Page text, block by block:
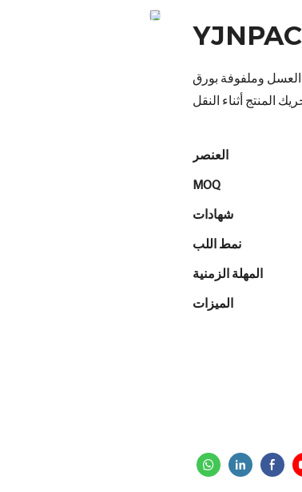
وملفوفة بورق
MOQ
شهادات
نمط اللب
المهلة الزمنية
الميزات